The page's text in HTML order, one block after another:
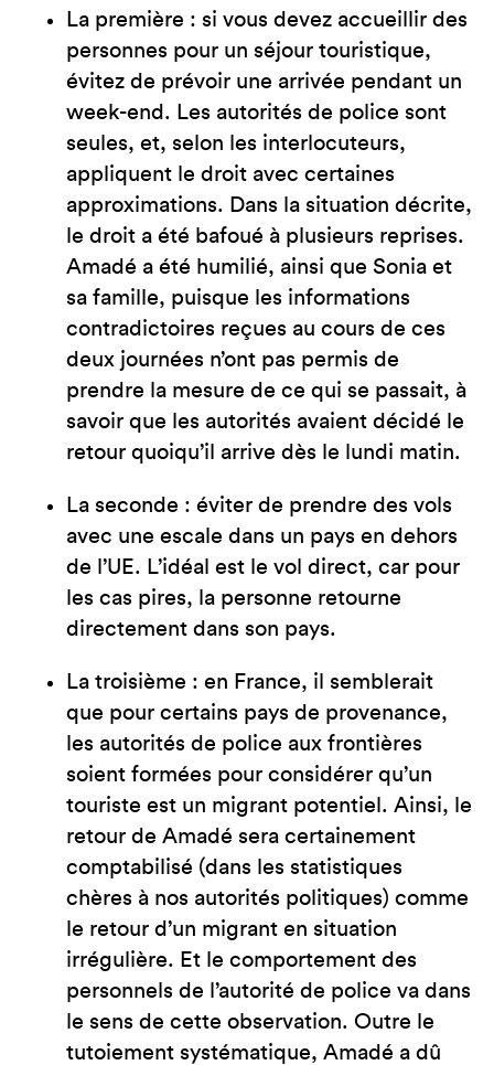
La première : si vous devez accueillir des
personnes pour un séjour touristique,
évitez de prévoir une arrivée pendant un
week-end. Les autorités de police sont
seules, et, selon les interlocuteurs,
appliquent le droit avec certaines
approximations. Dans la situation décrite,
le droit a été bafoué à plusieurs reprises.
Amadé a été humilié, ainsi que Sonia et
sa famille, puisque les informations
contradictoires reçues au cours de ces
deux journées n’ont pas permis de
prendre la mesure de ce qui se passait, à
savoir que les autorités avaient décidé le
retour quoiqu’il arrive dès le lundi matin.
La seconde : éviter de prendre des vols
avec une escale dans un pays en dehors
de l’UE. L’idéal est le vol direct, car pour
les cas pires, la personne retourne
directement dans son pays.
La troisième : en France, il semblerait
que pour certains pays de provenance,
les autorités de police aux frontières
soient formées pour considérer qu’un
touriste est un migrant potentiel. Ainsi, le
retour de Amadé sera certainement
comptabilisé (dans les statistiques
chères à nos autorités politiques) comme
le retour d’un migrant en situation
irrégulière. Et le comportement des
personnels de l’autorité de police va dans
le sens de cette observation. Outre le
tutoiement systématique, Amadé a dû